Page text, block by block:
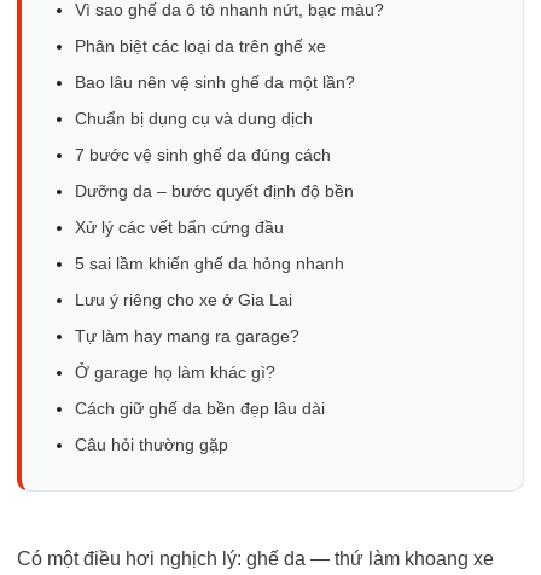
Vì sao ghế da ô tô nhanh nứt, bạc màu?
Phân biệt các loại da trên ghế xe
Bao lâu nên vệ sinh ghế da một lần?
Chuẩn bị dụng cụ và dung dịch
7 bước vệ sinh ghế da đúng cách
Dưỡng da – bước quyết định độ bền
Xử lý các vết bẩn cứng đầu
5 sai lầm khiến ghế da hỏng nhanh
Lưu ý riêng cho xe ở Gia Lai
Tự làm hay mang ra garage?
Ở garage họ làm khác gì?
Cách giữ ghế da bền đẹp lâu dài
Câu hỏi thường gặp
Có một điều hơi nghịch lý: ghế da — thứ làm khoang xe